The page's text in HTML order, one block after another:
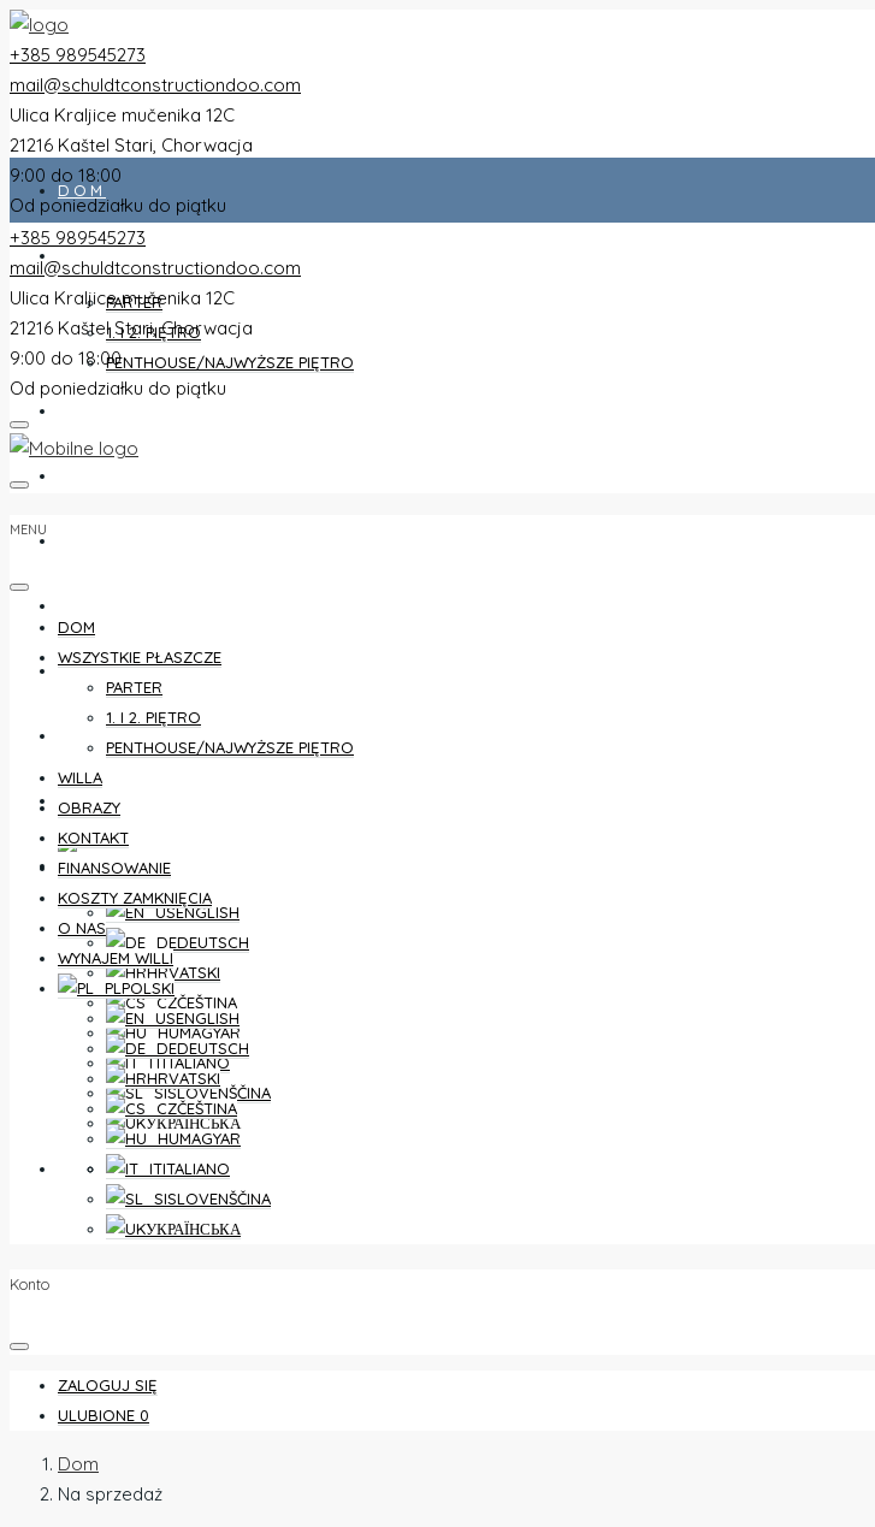
+385 989545273
mail@schuldtconstructiondoo.com
Ulica Kraljice mučenika 12C
21216 Kaštel Stari, Chorwacja
9:00 do 18:00
Od poniedziałku do piątku
DOM
PARTER
1. I 2. PIĘTRO
PENTHOUSE/NAJWYŻSZE PIĘTRO
KOSZTY ZAMKNIĘCIA
WYNAJEM WILLI
POLSKI
ENGLISH
DEUTSCH
HRVATSKI
ČEŠTINA
MAGYAR
ITALIANO
SLOVENŠČINA
УКРАЇНСЬКА
ULUBIONE 0
+385 989545273
mail@schuldtconstructiondoo.com
Ulica Kraljice mučenika 12C
21216 Kaštel Stari, Chorwacja
9:00 do 18:00
Od poniedziałku do piątku
MENU
DOM
WSZYSTKIE PŁASZCZE
PARTER
1. I 2. PIĘTRO
PENTHOUSE/NAJWYŻSZE PIĘTRO
WILLA
OBRAZY
KONTAKT
FINANSOWANIE
KOSZTY ZAMKNIĘCIA
O NAS
WYNAJEM WILLI
POLSKI
ENGLISH
DEUTSCH
HRVATSKI
ČEŠTINA
MAGYAR
ITALIANO
SLOVENŠČINA
УКРАЇНСЬКА
Konto
ZALOGUJ SIĘ
ULUBIONE 0
Dom
Na sprzedaż